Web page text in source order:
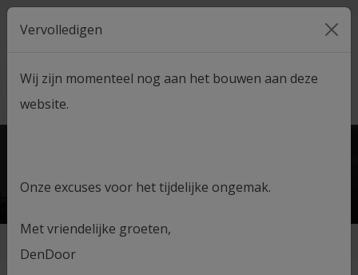
Vervolledigen
Wij zijn momenteel nog aan het bouwen aan deze
website.
Onze excuses voor het tijdelijke ongemak.
Met vriendelijke groeten,
DenDoor